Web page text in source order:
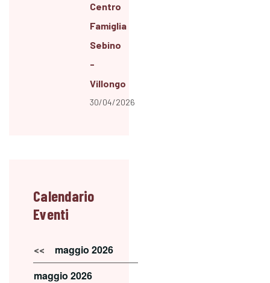
Centro
Famiglia
Sebino
-
Villongo
30/04/2026
Calendario
Eventi
<< maggio 2026
maggio 2026